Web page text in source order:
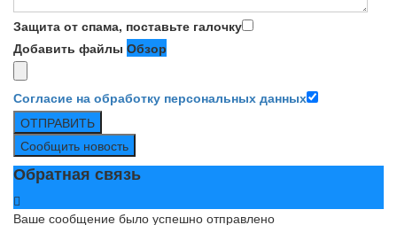
Защита от спама, поставьте галочку
Добавить файлы Обзор
Согласие на обработку персональных данных
ОТПРАВИТЬ
Сообщить новость
Обратная связь
Ваше сообщение было успешно отправлено